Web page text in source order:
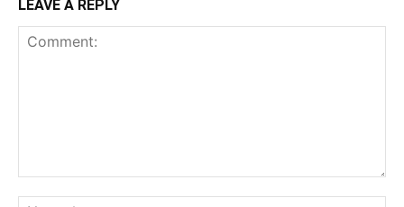
LEAVE A REPLY